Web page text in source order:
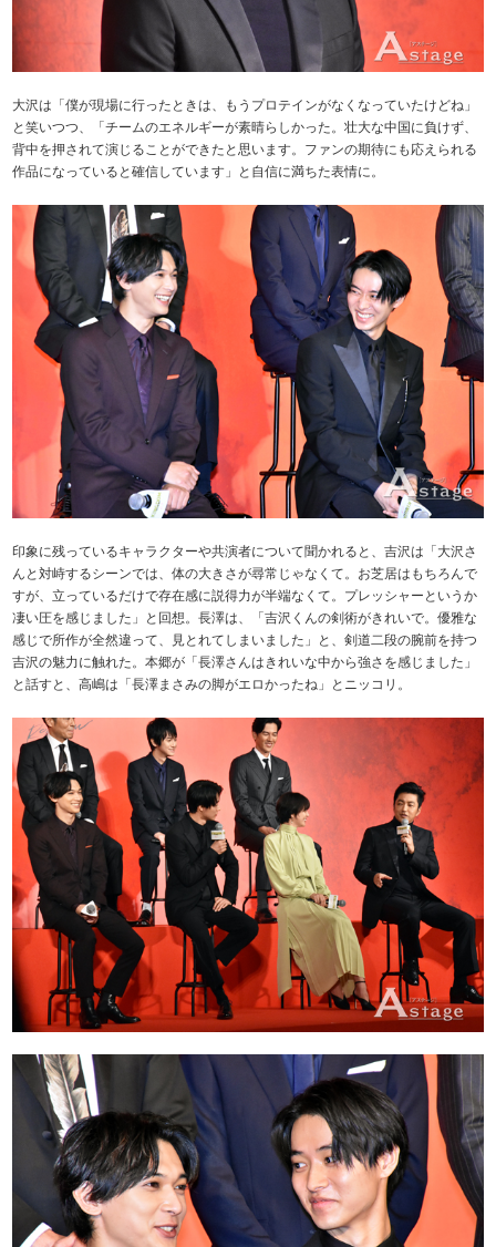
大沢は「僕が現場に行ったときは、もうプロテインがなくなっていたけどね」
と笑いつつ、「チームのエネルギーが素晴らしかった。壮大な中国に負けず、
背中を押されて演じることができたと思います。ファンの期待にも応えられる
作品になっていると確信しています」と自信に満ちた表情に。
印象に残っているキャラクターや共演者について聞かれると、吉沢は「大沢さ
んと対峙するシーンでは、体の大きさが尋常じゃなくて。お芝居はもちろんで
すが、立っているだけで存在感に説得力が半端なくて。プレッシャーというか
凄い圧を感じました」と回想。長澤は、「吉沢くんの剣術がきれいで。優雅な
感じで所作が全然違って、見とれてしまいました」と、剣道二段の腕前を持つ
吉沢の魅力に触れた。本郷が「長澤さんはきれいな中から強さを感じました」
と話すと、高嶋は「長澤まさみの脚がエロかったね」とニッコリ。